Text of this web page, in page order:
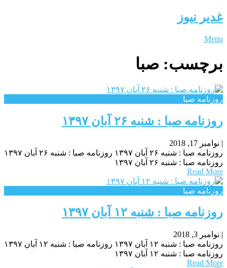
غدیر نیوز
Menu
برچسب: صبا
روزنامه صبا
روزنامه صبا : شنبه ۲۶ آبان ۱۳۹۷
| نوامبر 17, 2018
روزنامه صبا : شنبه ۲۶ آبان ۱۳۹۷ روزنامه صبا : شنبه ۲۶ آبان ۱۳۹۷
روزنامه صبا : شنبه ۲۶ آبان ۱۳۹۷
Read More
روزنامه صبا
روزنامه صبا : شنبه ۱۲ آبان ۱۳۹۷
| نوامبر 3, 2018
روزنامه صبا : شنبه ۱۲ آبان ۱۳۹۷ روزنامه صبا : شنبه ۱۲ آبان ۱۳۹۷
روزنامه صبا : شنبه ۱۲ آبان ۱۳۹۷
Read More